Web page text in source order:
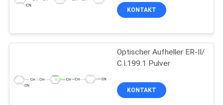
WERKSBESICHTIGUNG
QUALITÄTSKONTROLLE
BITTE
UM
RN)KONTAKT
Optischer Aufheller ER-II/
C.I.199:1 Pulver
KONTAKT